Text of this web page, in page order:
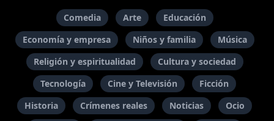
Comedia Arte
Educación
Economía y empresa
Niños y familia
Música
Religión y espiritualidad
Cultura y sociedad
Tecnología
Cine y Televisión
Ficción
Historia
Crímenes reales Noticias
Ocio